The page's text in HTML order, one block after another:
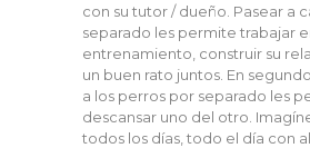
con su tutor / dueño. Pasear a
separado les permite trabajar
entrenamiento, construir su
un buen rato juntos. En
a los perros por separado les
descansar uno del otro.
todos los días, todo el día con